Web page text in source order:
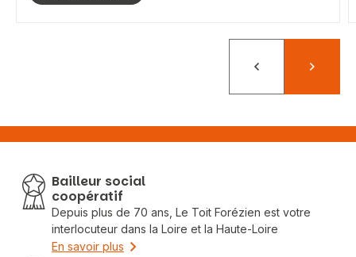
PrécédentSuivant
Bailleur social
coopératif
Depuis plus de 70 ans, Le Toit Forézien est votre
interlocuteur dans la Loire et la Haute-Loire
En savoir plus